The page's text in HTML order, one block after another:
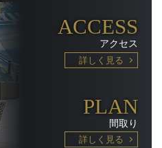
ACCESS
アクセス
詳しく見る
PLAN
間取り
詳しく見る